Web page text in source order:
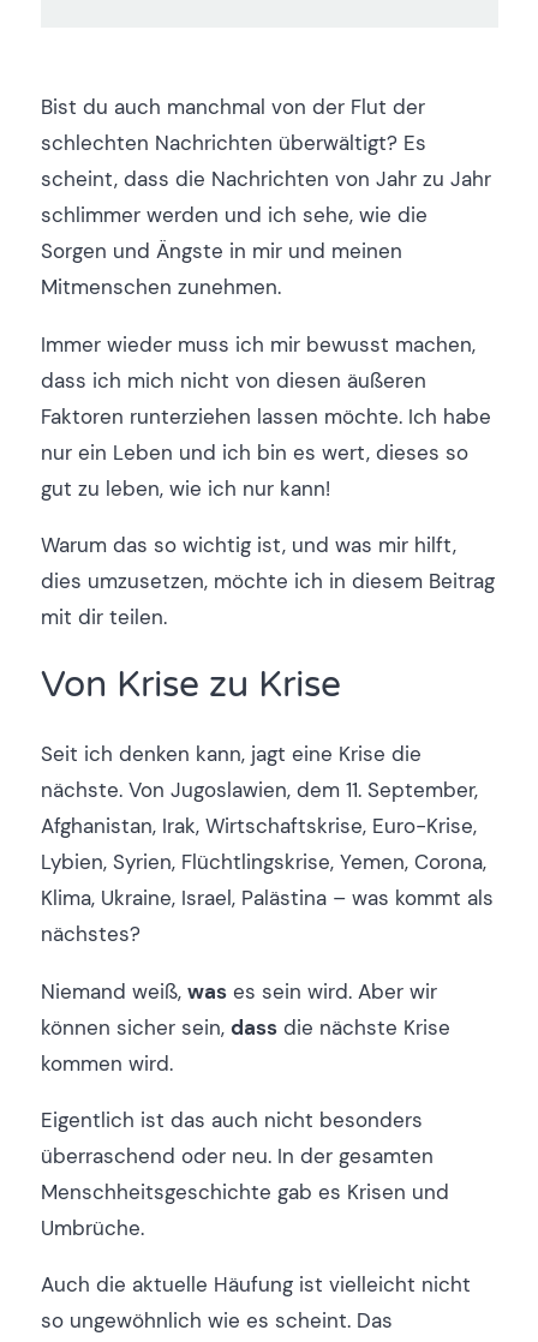
Bist du auch manchmal von der Flut der
schlechten Nachrichten überwältigt? Es
scheint, dass die Nachrichten von Jahr zu Jahr
schlimmer werden und ich sehe, wie die
Sorgen und Ängste in mir und meinen
Mitmenschen zunehmen.
Immer wieder muss ich mir bewusst machen,
dass ich mich nicht von diesen äußeren
Faktoren runterziehen lassen möchte. Ich habe
nur ein Leben und ich bin es wert, dieses so
gut zu leben, wie ich nur kann!
Warum das so wichtig ist, und was mir hilft,
dies umzusetzen, möchte ich in diesem Beitrag
mit dir teilen.
Von Krise zu Krise
Seit ich denken kann, jagt eine Krise die
nächste. Von Jugoslawien, dem 11. September,
Afghanistan, Irak, Wirtschaftskrise, Euro-Krise,
Lybien, Syrien, Flüchtlingskrise, Yemen, Corona,
Klima, Ukraine, Israel, Palästina – was kommt als
nächstes?
Niemand weiß, wases sein wird. Aber wir
können sicher sein, dassdie nächste Krise
kommen wird.
Eigentlich ist das auch nicht besonders
überraschend oder neu. In der gesamten
Menschheitsgeschichte gab es Krisen und
Umbrüche.
Auch die aktuelle Häufung ist vielleicht nicht
so ungewöhnlich wie es scheint. Das